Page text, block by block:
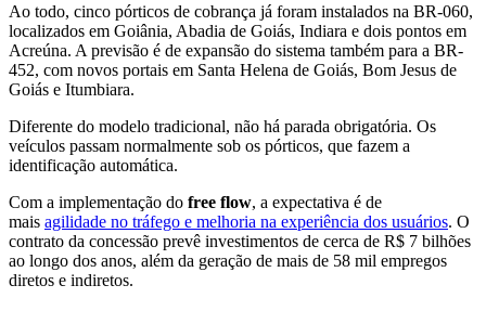
Ao todo, cinco pórticos de cobrança já foram instalados na BR-060,
localizados em Goiânia, Abadia de Goiás, Indiara e dois pontos em
Acreúna. A previsão é de expansão do sistema também para a BR-
452, com novos portais em Santa Helena de Goiás, Bom Jesus de
Goiás e Itumbiara.
Diferente do modelo tradicional, não há parada obrigatória. Os
veículos passam normalmente sob os pórticos, que fazem a
identificação automática.
Com a implementação do free flow, a expectativa é de
mais agilidade no tráfego e melhoria na experiência dos usuários. O
contrato da concessão prevê investimentos de cerca de R$ 7 bilhões
ao longo dos anos, além da geração de mais de 58 mil empregos
diretos e indiretos.